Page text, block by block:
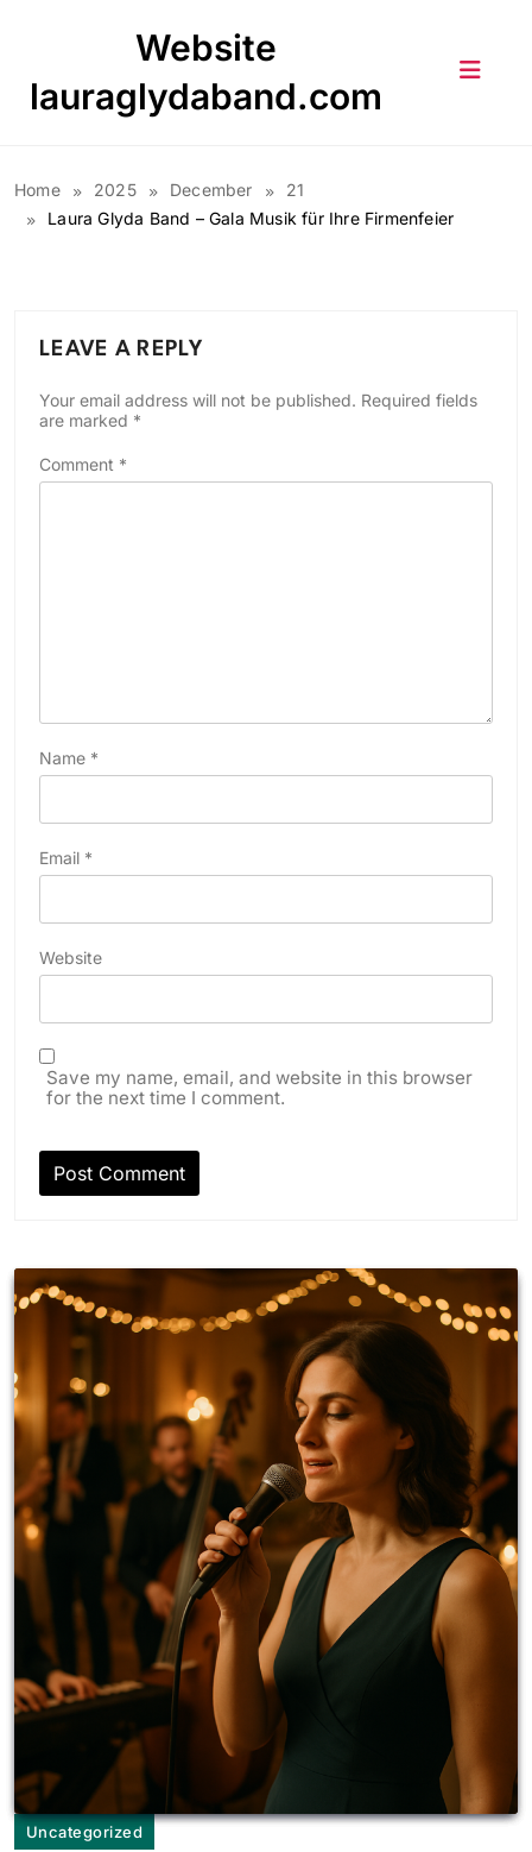
Website
lauraglydaband.com
Home 2025 December
21
Laura Glyda Band – Gala Musik für Ihre Firmenfeier
Uncategorized
LEAVE A REPLY
Your email address will not be published. Required fields
are marked *
Comment *
Name *
Email *
Website
Save my name, email, and website in this browser
for the next time I comment.
RELATED NEWS
Gala Abendprogramm musikalisch mit der
Laura Glyda Band
December 21, 2025
Laura Glyda Band: Empfangsmusik &
Hintergrundunterhaltung
December 21, 2025
Individuelle Songwünsche für Ihre Hochzeit
mit Laura Glyda Band
December 21, 2025
Musikalische Unterhaltung und Repertoire
der Laura Glyda Band
December 21, 2025